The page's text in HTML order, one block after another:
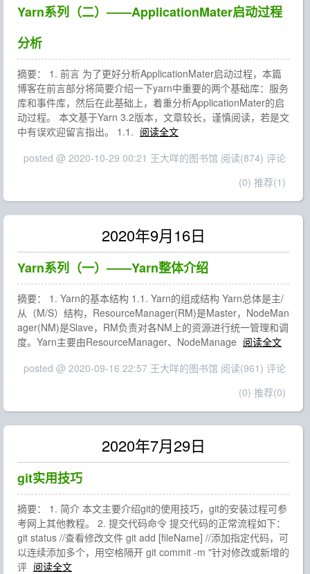
Yarn系列（二）——ApplicationMater启动过程
分析
摘要： 1. 前言 为了更好分析ApplicationMater启动过程，本篇
博客在前言部分将简要介绍一下yarn中重要的两个基础库：服务
库和事件库，然后在此基础上，着重分析ApplicationMater的启
动过程。 本文基于Yarn 3.2版本，文章较长，谨慎阅读，若是文
中有误欢迎留言指出。 1.1. 阅读全文
posted @ 2020-10-29 00:21 王大咩的图书馆 阅读(874) 评论
(0) 推荐(1)
2020年9月16日
Yarn系列（一）——Yarn整体介绍
摘要： 1. Yarn的基本结构 1.1. Yarn的组成结构 Yarn总体是主/
从（M/S）结构，ResourceManager(RM)是Master，NodeMan
ager(NM)是Slave，RM负责对各NM上的资源进行统一管理和调
度。Yarn主要由ResourceManager、NodeManage 阅读全文
posted @ 2020-09-16 22:57 王大咩的图书馆 阅读(961) 评论
(0) 推荐(0)
2020年7月29日
git实用技巧
摘要： 1. 简介 本文主要介绍git的使用技巧，git的安装过程可参
考网上其他教程。 2. 提交代码命令 提交代码的正常流程如下：
git status //查看修改文件 git add [fileName] //添加指定代码，可
以连续添加多个，用空格隔开 git commit -m "针对修改或新增的
评 阅读全文